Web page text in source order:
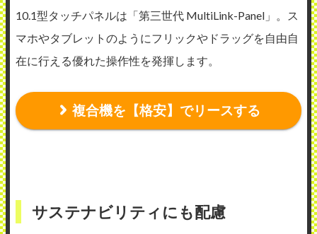
10.1型タッチパネルは「第三世代 MultiLink-Panel」。ス
マホやタブレットのようにフリックやドラッグを自由自
在に行える優れた操作性を発揮します。
複合機を【格安】でリースする
サステナビリティにも配慮